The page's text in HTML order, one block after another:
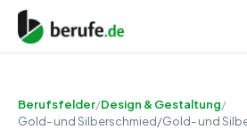
Berufsfelder/Design & Gestaltung/
Gold- und Silberschmied/Gold- und